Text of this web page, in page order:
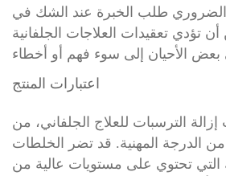
طلب الخبرة عند الشك في
تؤدي تعقيدات العلاجات الجلفانية
اعتبارات المنتج
إزالة الترسبات للعلاج الجلفاني، من
من الدرجة المهنية. قد تضر الخلطات
التي تحتوي على مستويات عالية من